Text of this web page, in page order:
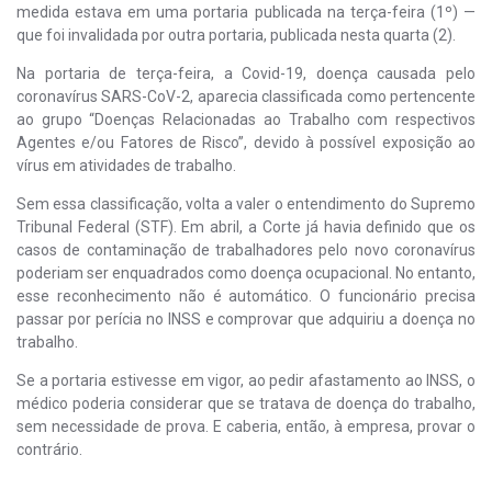
medida estava em uma portaria publicada na terça-feira (1º) —
que foi invalidada por outra portaria, publicada nesta quarta (2).
Na portaria de terça-feira, a Covid-19, doença causada pelo
coronavírus SARS-CoV-2, aparecia classificada como pertencente
ao grupo “Doenças Relacionadas ao Trabalho com respectivos
Agentes e/ou Fatores de Risco”, devido à possível exposição ao
vírus em atividades de trabalho.
Sem essa classificação, volta a valer o entendimento do Supremo
Tribunal Federal (STF). Em abril, a Corte já havia definido que os
casos de contaminação de trabalhadores pelo novo coronavírus
poderiam ser enquadrados como doença ocupacional. No entanto,
esse reconhecimento não é automático. O funcionário precisa
passar por perícia no INSS e comprovar que adquiriu a doença no
trabalho.
Se a portaria estivesse em vigor, ao pedir afastamento ao INSS, o
médico poderia considerar que se tratava de doença do trabalho,
sem necessidade de prova. E caberia, então, à empresa, provar o
contrário.